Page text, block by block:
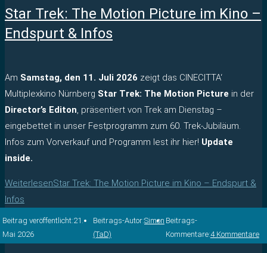
Star Trek: The Motion Picture im Kino –
Endspurt & Infos
Am Samstag, den 11. Juli 2026 zeigt das CINECITTA‘
Multiplexkino Nürnberg Star Trek: The Motion Picture in der
Director’s Editon, präsentiert von Trek am Dienstag –
eingebettet in unser Festprogramm zum 60. Trek-Jubiläum.
Infos zum Vorverkauf und Programm lest ihr hier! Update
inside.
WeiterlesenStar Trek: The Motion Picture im Kino – Endspurt &
Infos
Beitrag veröffentlicht:21.
Mai 2026
Beitrags-Autor:Simon
(TaD)
Beitrags-
Kommentare:4 Kommentare